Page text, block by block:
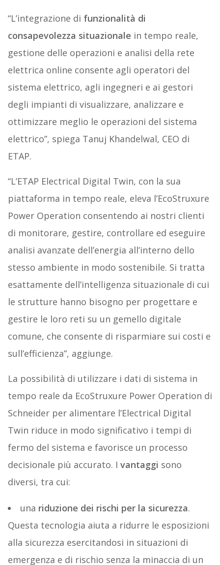
“L’integrazione di funzionalità di
consapevolezza situazionale in tempo reale,
gestione delle operazioni e analisi della rete
elettrica online consente agli operatori del
sistema elettrico, agli ingegneri e ai gestori
degli impianti di visualizzare, analizzare e
ottimizzare meglio le operazioni del sistema
elettrico”, spiega Tanuj Khandelwal, CEO di
ETAP.
“L’ETAP Electrical Digital Twin, con la sua
piattaforma in tempo reale, eleva l’EcoStruxure
Power Operation consentendo ai nostri clienti
di monitorare, gestire, controllare ed eseguire
analisi avanzate dell’energia all’interno dello
stesso ambiente in modo sostenibile. Si tratta
esattamente dell’intelligenza situazionale di cui
le strutture hanno bisogno per progettare e
gestire le loro reti su un gemello digitale
comune, che consente di risparmiare sui costi e
sull’efficienza”, aggiunge.
La possibilità di utilizzare i dati di sistema in
tempo reale da EcoStruxure Power Operation di
Schneider per alimentare l’Electrical Digital
Twin riduce in modo significativo i tempi di
fermo del sistema e favorisce un processo
decisionale più accurato. I vantaggi sono
diversi, tra cui:
una riduzione dei rischi per la sicurezza.
Questa tecnologia aiuta a ridurre le esposizioni
alla sicurezza esercitandosi in situazioni di
emergenza e di rischio senza la minaccia di un